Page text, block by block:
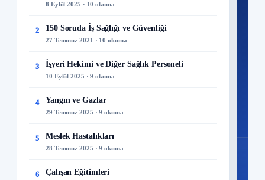
8 Eylül 2025 · 10 okuma
2 150 Soruda İş Sağlığı ve Güvenliği
27 Temmuz 2021 · 10 okuma
3 İşyeri Hekimi ve Diğer Sağlık Personeli
10 Eylül 2025 · 9 okuma
4 Yangın ve Gazlar
29 Temmuz 2025 · 9 okuma
5 Meslek Hastalıkları
28 Temmuz 2025 · 9 okuma
6 Çalışan Eğitimleri